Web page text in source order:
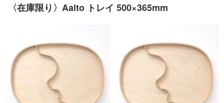
〈在庫限り〉Aalto トレイ 500×365mm